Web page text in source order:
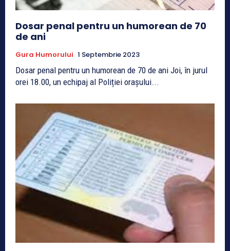
Dosar penal pentru un humorean de 70
de ani
Gura Humorului 1 Septembrie 2023
Dosar penal pentru un humorean de 70 de ani Joi, în jurul
orei 18.00, un echipaj al Poliției orașului...